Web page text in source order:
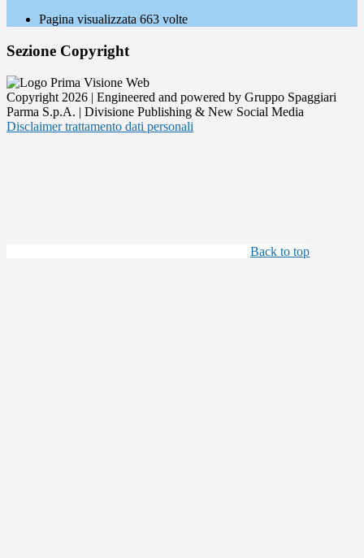
Pagina visualizzata 663 volte
Sezione Copyright
Copyright 2026 | Engineered and powered by Gruppo Spaggiari
Parma S.p.A. | Divisione Publishing & New Social Media
Disclaimer trattamento dati personali
Back to top